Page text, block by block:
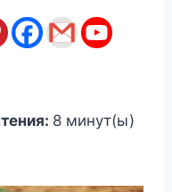
8 минут(ы)